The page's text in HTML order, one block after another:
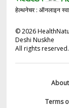
हेल्थनेचर : ऑनलाइन
©2026
Deshi Nuskhe
All rights reserved.
Terms